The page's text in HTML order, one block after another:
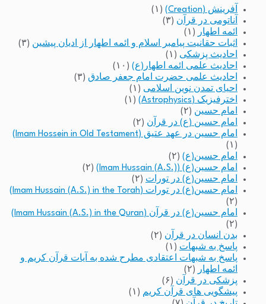
آفرینش (Creation)
(۱)
آناتومی در قرآن (۳)
ائمه اطهار
(۱)
اثبات حقانیت پیامبر اسلام و ائمه اطهار از ادیان پیشین (۳)
احادیث پزشکی (۱)
احادیث علمی ائمه اطهار(ع) (۱۰)
احادیث علمی حضرت امام جعفر صادق (۳)
احیای تمدن نوین اسلامی (۱)
اخترفیزیک (Astrophysics)
(۱)
امام حسین (۲)
امام حسین (ع) در قرآن (۲)
امام حسین در عهد عتیق (Imam Hossein in Old Testament)
(۱)
امام حسین(ع) (۲)
امام حسین(ع) (Imam Hussain (A.S.))
(۲)
امام حسین(ع) در تورات (۲)
امام حسین(ع) در تورات (Imam Hussain (A.S.) in the Torah)
(۲)
امام حسین(ع) در قرآن (Imam Hussain (A.S.) in the Quran)
(۲)
بدن انسان در قرآن (۲)
پاسخ به شبهات (۱)
پاسخ به شبهات اعتقادی مطرح شده به آیات قرآن کریم و
ائمه اطهار
(۲)
پزشکی در قرآن (۶)
پیشگویی های قرآن کریم (۱)